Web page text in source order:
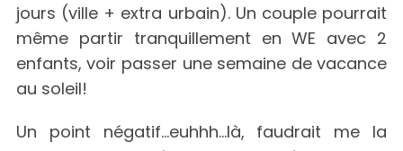
jours (ville + extra urbain). Un couple pourrait
même partir tranquillement en WE avec 2
enfants, voir passer une semaine de vacance
au soleil!
Un point négatif…euhhh…là, faudrait me la
S
e
r